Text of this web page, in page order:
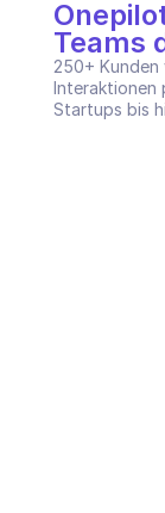
Teams
250+ Kunden
Interaktionen
Startups bis